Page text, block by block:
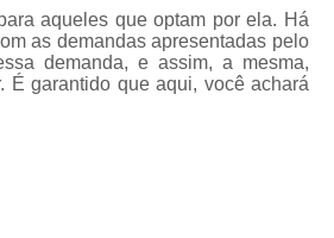
Internação para Cães e
Semi Intensiva Veterinária
Internação Veterinária Santo André
aqueles que optam por ela. Há
as demandas apresentadas pelo
demanda, e assim, a mesma,
É garantido que aqui, você achará